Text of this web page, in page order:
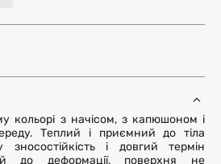
кольорі з начісом, з капюшоном і
Теплий і приємний до тіла
і довгий термін